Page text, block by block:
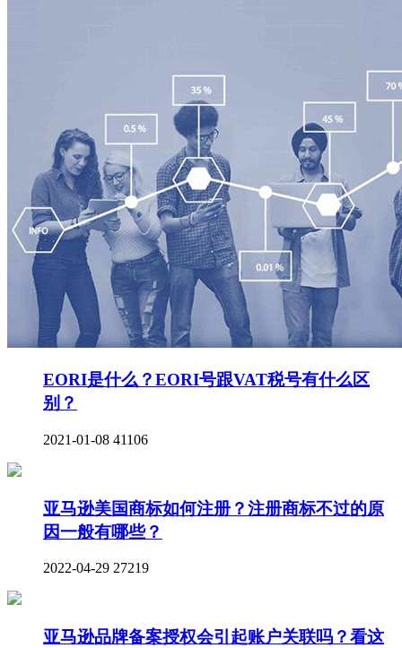
EORI是什么？EORI号跟VAT税号有什么区
别？
2021-01-08 41106
亚马逊美国商标如何注册？注册商标不过的原
因一般有哪些？
2022-04-29 27219
亚马逊品牌备案授权会引起账户关联吗？看这